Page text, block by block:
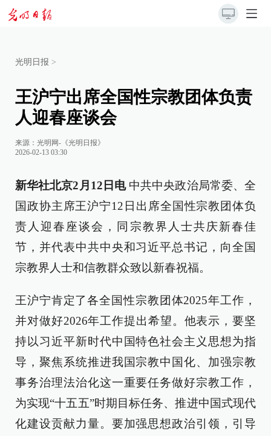
光明日报 >
王沪宁出席全国性宗教团体负责
人迎春座谈会
来源： 光明网-《光明日报》
2026-02-13 03:30
新华社北京2月12日电 中共中央政治局常委、全
国政协主席王沪宁12日出席全国性宗教团体负
责人迎春座谈会，同宗教界人士共庆新春佳
节，并代表中共中央和习近平总书记，向全国
宗教界人士和信教群众致以新春祝福。
王沪宁肯定了各全国性宗教团体2025年工作，
并对做好2026年工作提出希望。他表示，要坚
持以习近平新时代中国特色社会主义思想为指
导，聚焦系统推进我国宗教中国化、加强宗教
事务治理法治化这一重要任务做好宗教工作，
为实现“十五五”时期目标任务、推进中国式现代
化建设贡献力量。要加强思想政治引领，引导